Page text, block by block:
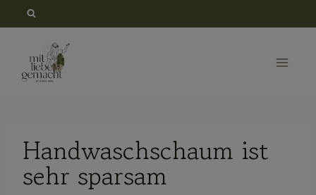
springen
Handwaschschaum ist
sehr sparsam